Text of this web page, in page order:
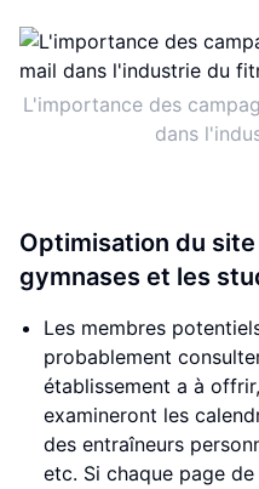
L'importance des
dans
Optimisation du
gymnases et les
Les membres
probablement
établissement a à
examineront les
des entraîneurs
etc. Si chaque page